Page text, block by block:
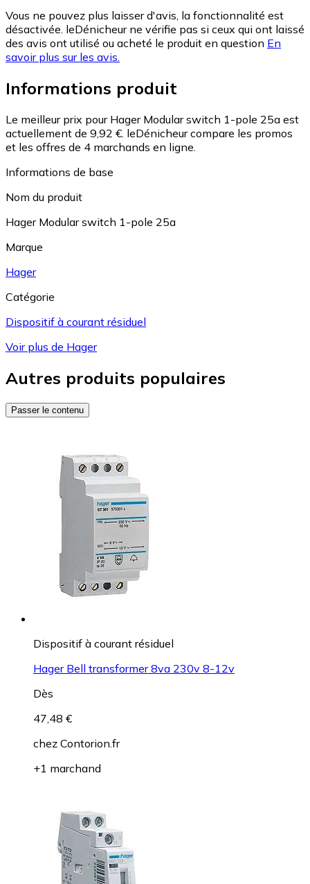
Vous ne pouvez plus laisser d'avis, la fonctionnalité est
désactivée. leDénicheur ne vérifie pas si ceux qui ont laissé
des avis ont utilisé ou acheté le produit en question En
savoir plus sur les avis.
Informations produit
Le meilleur prix pour Hager Modular switch 1-pole 25a est
actuellement de 9,92 €. leDénicheur compare les promos
et les offres de 4 marchands en ligne.
Informations de base
Nom du produit
Hager Modular switch 1-pole 25a
Marque
Hager
Catégorie
Dispositif à courant résiduel
Voir plus de Hager
Autres produits populaires
Passer le contenu
Dispositif à courant résiduel
Hager Bell transformer 8va 230v 8-12v
Dès
47,48 €
chez Contorion.fr
+1 marchand